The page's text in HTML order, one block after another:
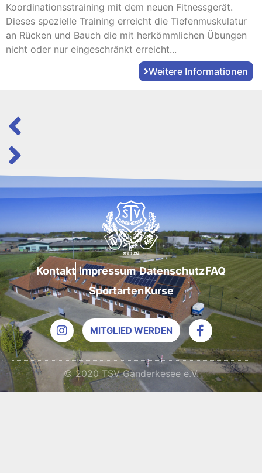
Koordinationsstraining mit dem neuen Fitnessgerät.
Dieses spezielle Training erreicht die Tiefenmuskulatur
an Rücken und Bauch die mit herkömmlichen Übungen
nicht oder nur eingeschränkt erreicht...
Weitere Informationen
seit 1892
Kontakt Impressum DatenschutzFAQ
SportartenKurse
MITGLIED WERDEN
© 2020 TSV Ganderkesee e.V.